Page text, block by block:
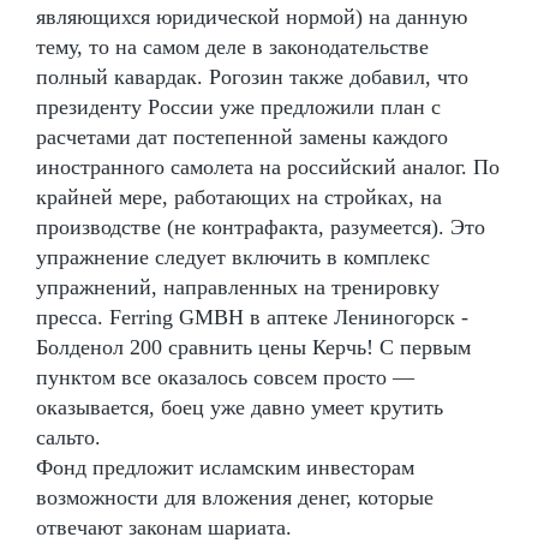
являющихся юридической нормой) на данную
тему, то на самом деле в законодательстве
полный кавардак. Рогозин также добавил, что
президенту России уже предложили план с
расчетами дат постепенной замены каждого
иностранного самолета на российский аналог. По
крайней мере, работающих на стройках, на
производстве (не контрафакта, разумеется). Это
упражнение следует включить в комплекс
упражнений, направленных на тренировку
пресса. Ferring GMBH в аптеке Лениногорск -
Болденол 200 сравнить цены Керчь! С первым
пунктом все оказалось совсем просто —
оказывается, боец уже давно умеет крутить
сальто.
Фонд предложит исламским инвесторам
возможности для вложения денег, которые
отвечают законам шариата.